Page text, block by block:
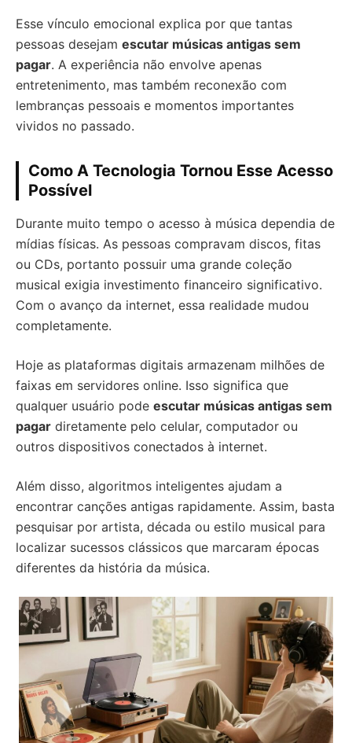
Esse vínculo emocional explica por que tantas
pessoas desejam escutar músicas antigas sem
pagar. A experiência não envolve apenas
entretenimento, mas também reconexão com
lembranças pessoais e momentos importantes
vividos no passado.
Como A Tecnologia Tornou Esse Acesso
Possível
Durante muito tempo o acesso à música dependia de
mídias físicas. As pessoas compravam discos, fitas
ou CDs, portanto possuir uma grande coleção
musical exigia investimento financeiro significativo.
Com o avanço da internet, essa realidade mudou
completamente.
Hoje as plataformas digitais armazenam milhões de
faixas em servidores online. Isso significa que
qualquer usuário pode escutar músicas antigas sem
pagar diretamente pelo celular, computador ou
outros dispositivos conectados à internet.
Além disso, algoritmos inteligentes ajudam a
encontrar canções antigas rapidamente. Assim, basta
pesquisar por artista, década ou estilo musical para
localizar sucessos clássicos que marcaram épocas
diferentes da história da música.